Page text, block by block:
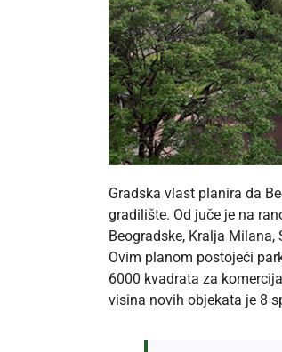
Gradska vlast planira da
gradilište. Od juče je na
Beogradske, Kralja
Ovim planom postojeći
6000 kvadrata za
visina novih objekata je 8